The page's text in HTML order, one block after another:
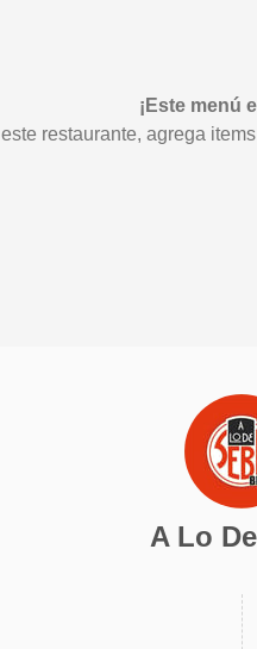
¡Este menú
restaurante, agrega
A Lo